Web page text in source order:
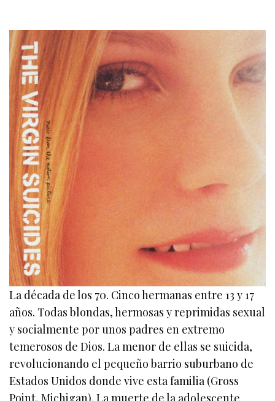
La década de los 70. Cinco hermanas entre 13 y 17
años. Todas blondas, hermosas y reprimidas sexual
y socialmente por unos padres en extremo
temerosos de Dios. La menor de ellas se suicida,
revolucionando el pequeño barrio suburbano de
Estados Unidos donde vive esta familia (Gross
Point, Michigan). La muerte de la adolescente